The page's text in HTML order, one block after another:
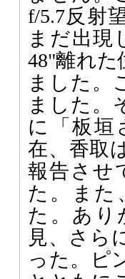
f/5.7反射
まだ出現
48"離れ
ました。
ました。
に「板垣
在、香取
報告させ
た。また
た。あり
見、さら
った。ピ